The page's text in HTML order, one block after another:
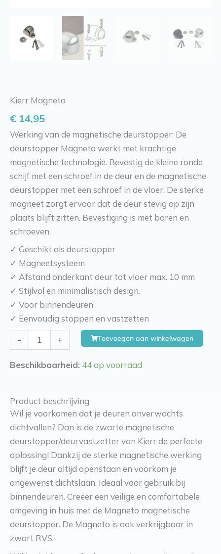
Kierr Magneto
€ 14,95
Werking van de magnetische deurstopper: De
deurstopper Magneto werkt met krachtige
magnetische technologie. Bevestig de kleine ronde
schijf met een schroef in de deur en de magnetische
deurstopper met een schroef in de vloer. De sterke
magneet zorgt ervoor dat de deur stevig op zijn
plaats blijft zitten. Bevestiging is met boren en
schroeven.
✓ Geschikt als deurstopper
✓ Magneetsysteem
✓ Afstand onderkant deur tot vloer max. 10 mm
✓ Stijlvol en minimalistisch design.
✓ Voor binnendeuren
✓ Eenvoudig stoppen en vastzetten
-
Magneto
aantal
+ Toevoegen aan winkelwagen
Beschikbaarheid: 44 op voorraad
Product beschrijving
Wil je voorkomen dat je deuren onverwachts
dichtvallen? Dan is de zwarte magnetische
deurstopper/deurvastzetter van Kierr de perfecte
oplossing! Dankzij de sterke magnetische werking
blijft je deur altijd openstaan en voorkom je
ongewenst dichtslaan. Ideaal voor gebruik bij
binnendeuren. Creëer een veilige en comfortabele
omgeving in huis met de Magneto magnetische
deurstopper. De Magneto is ook verkrijgbaar in
zwart RVS.